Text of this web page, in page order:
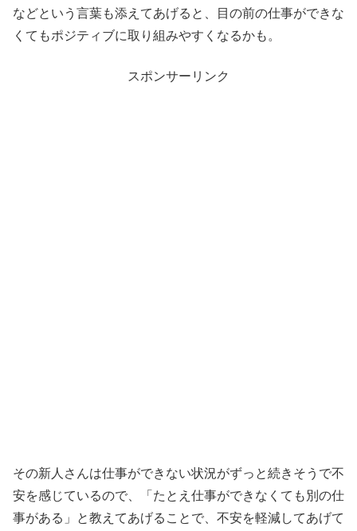
などという言葉も添えてあげると、目の前の仕事ができな
くてもポジティブに取り組みやすくなるかも。
スポンサーリンク
その新人さんは仕事ができない状況がずっと続きそうで不
安を感じているので、「たとえ仕事ができなくても別の仕
事がある」と教えてあげることで、不安を軽減してあげて